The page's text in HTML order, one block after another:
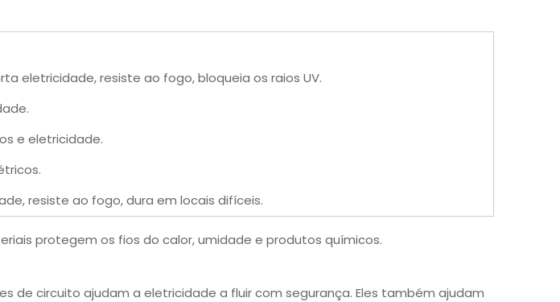
eletricidade, resiste ao fogo, bloqueia os raios UV.
e eletricidade.
resiste ao fogo, dura em locais difíceis.
protegem os fios do calor, umidade e produtos químicos.
de circuito ajudam a eletricidade a fluir com segurança. Eles também ajudam